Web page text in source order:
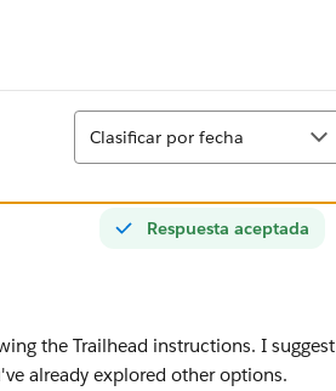
Ordenar
Clasificar por fecha
Respuesta aceptada
the Trailhead instructions. I suggest
already explored other options.